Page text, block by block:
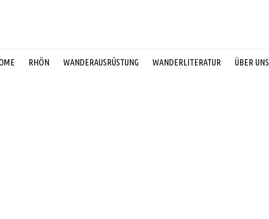
RHÖN WANDERAUSRÜSTUNG WANDERLITERATUR ÜBER UNS